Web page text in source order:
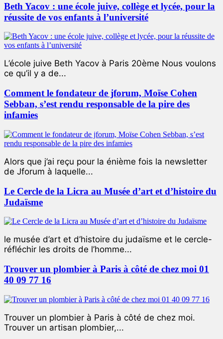
Beth Yacov : une école juive, collège et lycée, pour la
réussite de vos enfants à l’université
L’école juive Beth Yacov à Paris 20ème Nous voulons
ce qu’il y a de...
Comment le fondateur de jforum, Moïse Cohen
Sebban, s’est rendu responsable de la pire des
infamies
Alors que j’ai reçu pour la énième fois la newsletter
de Jforum à laquelle...
Le Cercle de la Licra au Musée d’art et d’histoire du
Judaïsme
le musée d’art et d’histoire du judaïsme et le cercle-
réfléchir les droits de l’homme...
Trouver un plombier à Paris à côté de chez moi 01
40 09 77 16
Trouver un plombier à Paris à côté de chez moi.
Trouver un artisan plombier,...